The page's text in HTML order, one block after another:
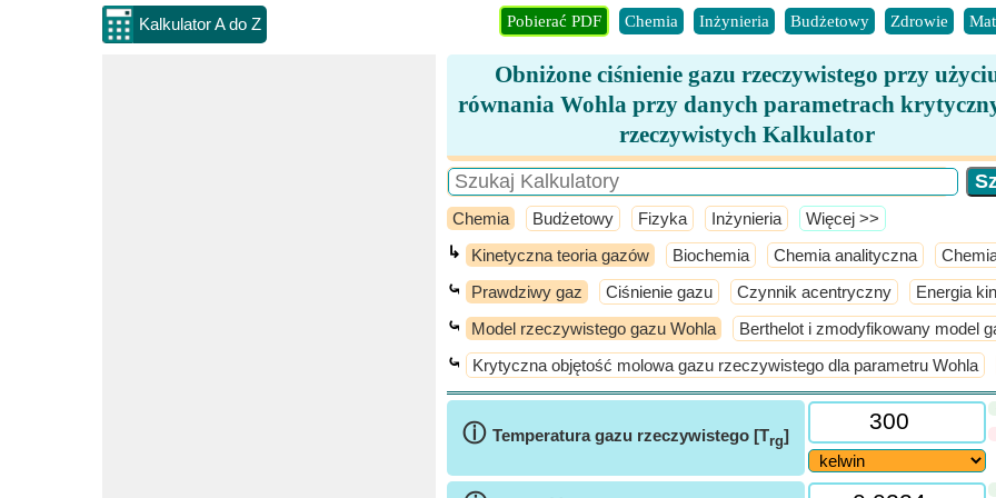
Kalkulator A do Z Pobierać PDF Chemia Inżynieria Budżetowy Zdrowie
Obniżone ciśnienie gazu rzeczywistego przy
równania Wohla przy danych parametrach
rzeczywistych Kalkulator
Chemia Budżetowy Fizyka Inżynieria ​Więcej >>
↳ Kinetyczna teoria gazów Biochemia Chemia analityczna
⤿ Prawdziwy gaz Ciśnienie gazu Czynnik acentryczny Energia
⤿ Model rzeczywistego gazu Wohla Berthelot i zmodyfikowany model
⤿ Krytyczna objętość molowa gazu rzeczywistego dla parametru Wohla
ⓘ Temperatura gazu rzeczywistego [Trg]